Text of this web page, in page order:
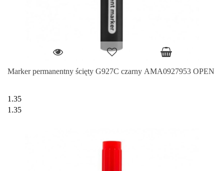
Marker permanentny ścięty G927C czarny AMA0927953 OPEN
1.35
1.35